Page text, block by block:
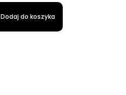
Dodaj do koszyka